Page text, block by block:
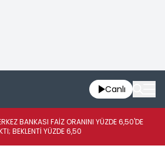
Canlı
BANKASI FAİZ ORANINI YÜZDE 6,50'DE
BEKLENTİ YÜZDE 6,50